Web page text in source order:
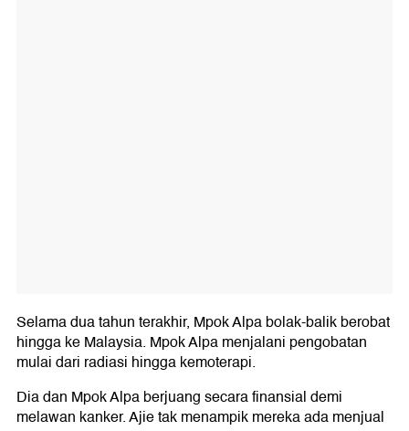
Selama dua tahun terakhir, Mpok Alpa bolak-balik berobat
hingga ke Malaysia. Mpok Alpa menjalani pengobatan
mulai dari radiasi hingga kemoterapi.
Dia dan Mpok Alpa berjuang secara finansial demi
melawan kanker. Ajie tak menampik mereka ada menjual